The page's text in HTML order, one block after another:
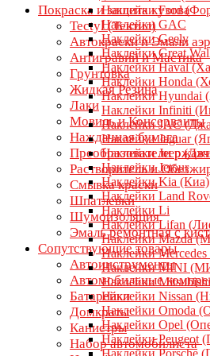
Покраска и защита кузова
Tectyl (Тектил)
Автокраски и Эмали
Антигравий и Мастика
Грунтовка
Жидкая Резина
Лаки
Мовиль и Консерванты
Наждачная бумага
Преобразователи
Растворитель и
Смывка краски
Шпатлевки
Шумоизоляция
Эмаль ремонтная с
Сопутствующие товары
Автоинструменты
Автомобильные
Батарейки
Домкраты
Канистры
Набор автомобилиста
Наклейки Ford
Наклейки GAC
Наклейки Geely
Наклейки Great
Наклейки Haval
Наклейки Honda
Наклейки Hyundai
Наклейки Infiniti
Наклейки JAC
Наклейки Jaguar
Наклейки Jeep
Наклейки Jetour
Наклейки Kia (Киа)
Наклейки Land
Наклейки Li
Наклейки Lifan
Наклейки Mazda
Наклейки
Наклейки MINI
Наклейки
Наклейки Nissan
Наклейки Omoda
Наклейки Opel
Наклейки Peugeot
Наклейки Porsche